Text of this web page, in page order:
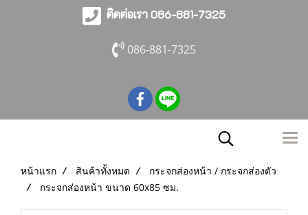
ติดต่อเรา 086-881-7325
086-881-7325
หน้าแรก สินค้าทั้งหมด
กระจกส่องหน้า / กระจกส่องตัว
กระจกส่องหน้า ขนาด 60x85 ซม.